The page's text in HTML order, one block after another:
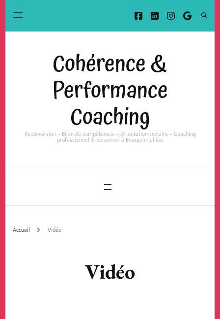
Cohérence &
Performance
Coaching
Reconversion – Bilan de compétences – Orientation scolaire – Coaching
professionnel & personnel à Bourgoin-Jallieu
Accueil Vidéo
Vidéo